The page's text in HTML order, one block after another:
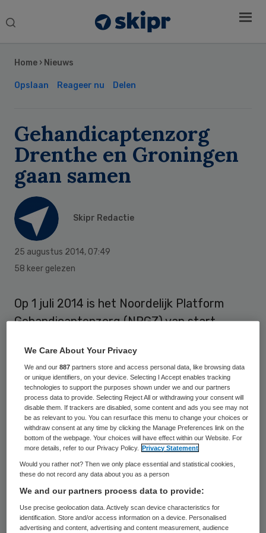
Search
Home › Nieuws
Opslaan Reageer nu Delen
Gehandicaptenzorg
Drenthe en Groningen
gaan samen
Skipr Redactie
25 augustus 2014, 07:49
58 keer gelezen
Op 1 juli 2014 is het Noordelijk Platform
Gehandicaptenzorg (NPGZ) van start
Gehandicaptenzorg Groningen (PGZG) en de
Vereniging Gehandicaptenzorg Drenthe
samengevoegd.
Wmo
HetNoordelijk Platform Gehandicaptenzorg
werkt samen met de overheid en veel
organisaties binnen zorg en welzijn,
onderwijs en bedrijfsleven aan deelname
Sidebar
We Care About Your Privacy
We and our887 partners store and access personal data, like browsing data
or unique identifiers, on your device. Selecting I Accept enables tracking
technologies to support the purposes shown under we and our partners
process data to provide. Selecting Reject All or withdrawing your consent will
disable them. If trackers are disabled, some content and ads you see may not
be as relevant to you. You can resurface this menu to change your choices or
withdraw consent at any time by clicking the Manage Preferences link on the
bottom of the webpage. Your choices will have effect within our Website. For
more details, refer to our Privacy Policy.
Privacy Statement
Would you rather not? Then we only place essential and statistical cookies,
these do not record any data about you as a person
We and our partners process data to provide:
Use precise geolocation data. Actively scan device characteristics for
identification. Store and/or access information on a device. Personalised
advertising and content, advertising and content measurement, audience